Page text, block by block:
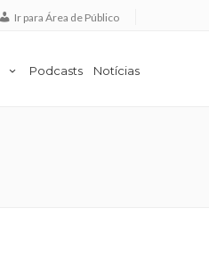
Ir para Área de Público
Podcasts Notícias